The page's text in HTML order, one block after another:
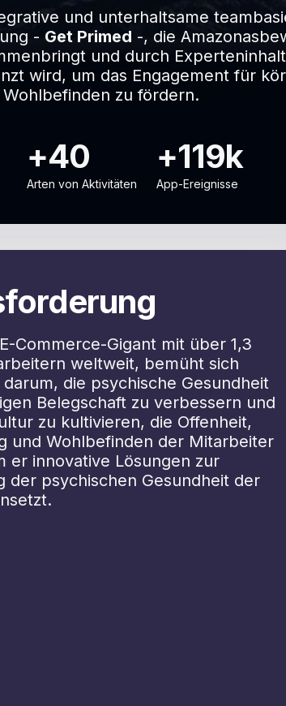
und unterhaltsame
- Get Primed -, die
und durch
wird, um das Engagement für
zu fördern.
+40
Arten von Aktivitäten
+119k
App-Ereignisse
Commerce-Gigant mit über 1,3
weltweit, bemüht sich
die psychische Gesundheit
Belegschaft zu verbessern und
zu kultivieren, die Offenheit,
und Wohlbefinden der Mitarbeiter
er innovative Lösungen zur
der psychischen Gesundheit der